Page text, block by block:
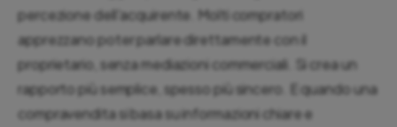
percezione dell'acquirente. Molti compratori
apprezzano poter parlare direttamente con il
proprietario, senza mediazioni commerciali. Si crea un
rapporto più semplice, spesso più sincero. E quando una
compravendita si basa su informazioni chiare e